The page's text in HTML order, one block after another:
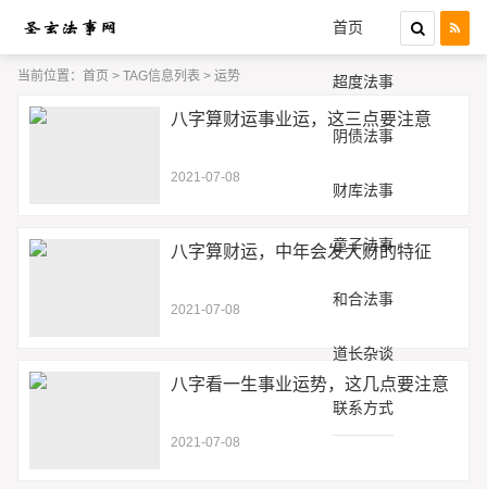
首页
超度法事
阴债法事
财库法事
童子法事
和合法事
道长杂谈
联系方式
当前位置： 首页 > TAG信息列表 > 运势
八字算财运事业运，这三点要注意
2021-07-08
八字算财运，中年会发大财的特征
2021-07-08
八字看一生事业运势，这几点要注意
2021-07-08